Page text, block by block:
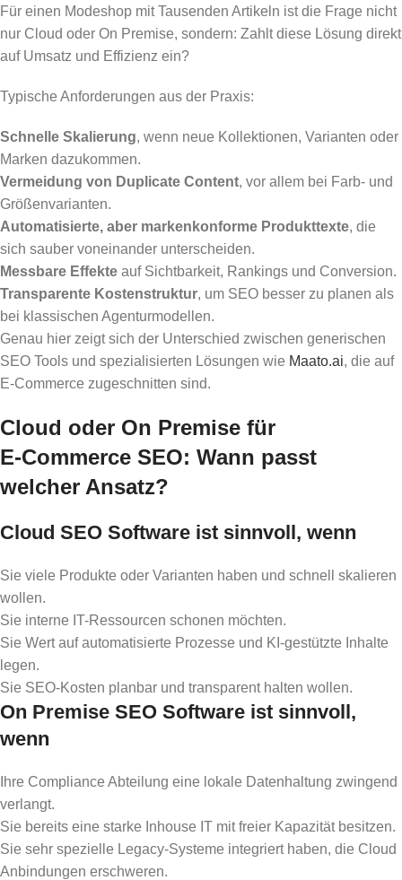
Für einen Modeshop mit Tausenden Artikeln ist die Frage nicht
nur Cloud oder On Premise, sondern: Zahlt diese Lösung direkt
auf Umsatz und Effizienz ein?
Typische Anforderungen aus der Praxis:
Schnelle Skalierung, wenn neue Kollektionen, Varianten oder
Marken dazukommen.
Vermeidung von Duplicate Content, vor allem bei Farb- und
Größenvarianten.
Automatisierte, aber markenkonforme Produkttexte, die
sich sauber voneinander unterscheiden.
Messbare Effekte auf Sichtbarkeit, Rankings und Conversion.
Transparente Kostenstruktur, um SEO besser zu planen als
bei klassischen Agenturmodellen.
Genau hier zeigt sich der Unterschied zwischen generischen
SEO Tools und spezialisierten Lösungen wie Maato.ai, die auf
E‑Commerce zugeschnitten sind.
Cloud oder On Premise für
E‑Commerce SEO: Wann passt
welcher Ansatz?
Cloud SEO Software ist sinnvoll, wenn
Sie viele Produkte oder Varianten haben und schnell skalieren
wollen.
Sie interne IT-Ressourcen schonen möchten.
Sie Wert auf automatisierte Prozesse und KI-gestützte Inhalte
legen.
Sie SEO-Kosten planbar und transparent halten wollen.
On Premise SEO Software ist sinnvoll,
wenn
Ihre Compliance Abteilung eine lokale Datenhaltung zwingend
verlangt.
Sie bereits eine starke Inhouse IT mit freier Kapazität besitzen.
Sie sehr spezielle Legacy-Systeme integriert haben, die Cloud
Anbindungen erschweren.